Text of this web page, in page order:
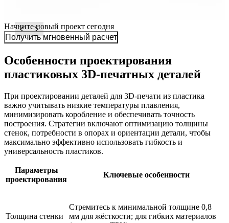
Начните новый проект сегодня
Получить мгновенный расчет
Особенности проектирования
пластиковых 3D-печатных деталей
При проектировании деталей для 3D-печати из пластика
важно учитывать низкие температуры плавления,
минимизировать коробление и обеспечивать точность
построения. Стратегии включают оптимизацию толщины
стенок, потребности в опорах и ориентации детали, чтобы
максимально эффективно использовать гибкость и
универсальность пластиков.
Параметры
проектирования
Ключевые особенности
Толщина стенки
Стремитесь к минимальной толщине 0,8
мм для жёсткости; для гибких материалов